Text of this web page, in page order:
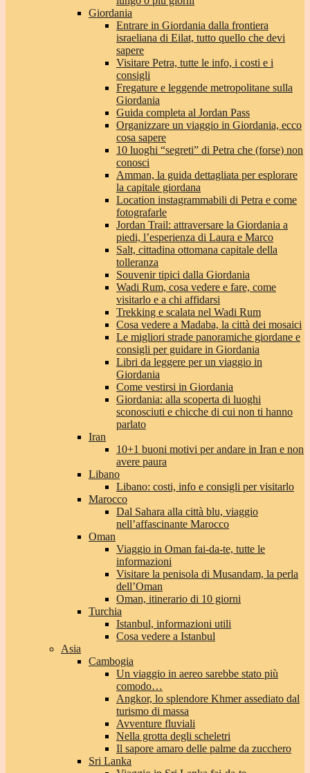
Giordania
Entrare in Giordania dalla frontiera
israeliana di Eilat, tutto quello che devi
sapere
Visitare Petra, tutte le info, i costi e i
consigli
Fregature e leggende metropolitane sulla
Giordania
Guida completa al Jordan Pass
Organizzare un viaggio in Giordania, ecco
cosa sapere
10 luoghi “segreti” di Petra che (forse) non
conosci
Amman, la guida dettagliata per esplorare
la capitale giordana
Location instagrammabili di Petra e come
fotografarle
Jordan Trail: attraversare la Giordania a
piedi, l’esperienza di Laura e Marco
Salt, cittadina ottomana capitale della
tolleranza
Souvenir tipici dalla Giordania
Wadi Rum, cosa vedere e fare, come
visitarlo e a chi affidarsi
Trekking e scalata nel Wadi Rum
Cosa vedere a Madaba, la città dei mosaici
Le migliori strade panoramiche giordane e
consigli per guidare in Giordania
Libri da leggere per un viaggio in
Giordania
Come vestirsi in Giordania
Giordania: alla scoperta di luoghi
sconosciuti e chicche di cui non ti hanno
parlato
Iran
10+1 buoni motivi per andare in Iran e non
avere paura
Libano
Libano: costi, info e consigli per visitarlo
Marocco
Dal Sahara alla città blu, viaggio
nell’affascinante Marocco
Oman
Viaggio in Oman fai-da-te, tutte le
informazioni
Visitare la penisola di Musandam, la perla
dell’Oman
Oman, itinerario di 10 giorni
Turchia
Istanbul, informazioni utili
Cosa vedere a Istanbul
Asia
Cambogia
Un viaggio in aereo sarebbe stato più
comodo…
Angkor, lo splendore Khmer assediato dal
turismo di massa
Avventure fluviali
Nella grotta degli scheletri
Il sapore amaro delle palme da zucchero
Sri Lanka